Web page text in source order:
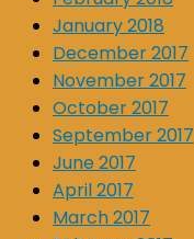
January 2018
December 2017
November 2017
October 2017
September 2017
June 2017
April 2017
March 2017